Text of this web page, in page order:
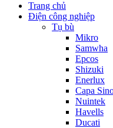
Trang chủ
Điện công nghiệp
Tụ bù
Mikro
Samwha
Epcos
Shizuki
Enerlux
Capa
Nuintek
Havells
Ducati